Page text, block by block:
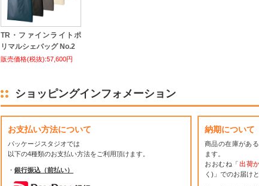
TR・ファインライトポ
リマルシェバッグ No.2
販売価格(税抜):57,600円
ショッピングインフォメーション
お支払い方法について
パッケージスタジオでは
以下の4種類のお支払い方法をご利用頂けます。
・ 銀行振込（前払い）
納期について
商品の在庫があ
ます。
おおむね「出荷
く)」でのお届け